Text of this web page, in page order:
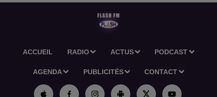
ACCUEIL RADIO ACTUS PODCAST
AGENDA PUBLICITÉS CONTACT